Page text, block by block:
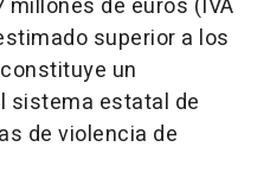
de euros (IVA
superior a los
un
sistema estatal de
de violencia de